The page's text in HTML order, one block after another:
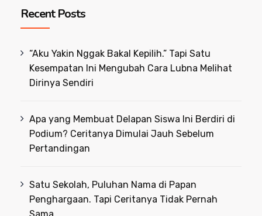
Recent Posts
“Aku Yakin Nggak Bakal Kepilih.” Tapi Satu
Kesempatan Ini Mengubah Cara Lubna Melihat
Dirinya Sendiri
Apa yang Membuat Delapan Siswa Ini Berdiri di
Podium? Ceritanya Dimulai Jauh Sebelum
Pertandingan
Satu Sekolah, Puluhan Nama di Papan
Penghargaan. Tapi Ceritanya Tidak Pernah